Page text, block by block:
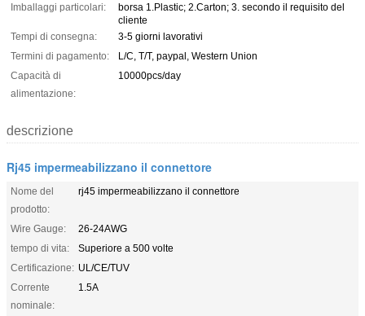
Imballaggi particolari:
borsa 1.Plastic; 2.Carton; 3. secondo il requisito del
cliente
Tempi di consegna:
3-5 giorni lavorativi
Termini di pagamento:
L/C, T/T, paypal, Western Union
Capacità di
alimentazione:
10000pcs/day
descrizione
Rj45 impermeabilizzano il connettore
Nome del
prodotto:
rj45 impermeabilizzano il connettore
Wire Gauge:
26-24AWG
tempo di vita:
Superiore a 500 volte
Certificazione: UL/CE/TUV
Corrente
nominale:
1.5A